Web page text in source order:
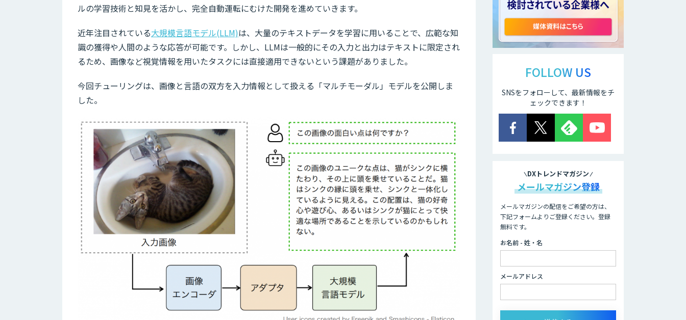
ルの学習技術と知見を活かし、完全自動運転にむけた開発を進めていきます。
近年注目されている大規模言語モデル(LLM)は、大量のテキストデータを学習に用いることで、広範な知
識の獲得や人間のような応答が可能です。しかし、LLMは一般的にその入力と出力はテキストに限定され
るため、画像など視覚情報を用いたタスクには直接適用できないという課題がありました。
今回チューリングは、画像と言語の双方を入力情報として扱える「マルチモーダル」モデルを公開しま
した。
TDSEEye
発
高性能・省電力を
両立した小型AIゲ
ートウェイ
「ARTiGO
A5000」
高性能 AI エンジ
ン搭載エッジシス
テム「VAB-
5000」
AIカメラ搭載ドラ
「VIA Mobile360
D700」
FOLLOW US
SNSをフォローして、最新情報をチ
ェックできます！
DXトレンドマガジン
メールマガジン登録
メールマガジンの配信をご希望の方は、
下記フォームよりご登録ください。登録
無料です。
お名前 - 姓・名
メールアドレス